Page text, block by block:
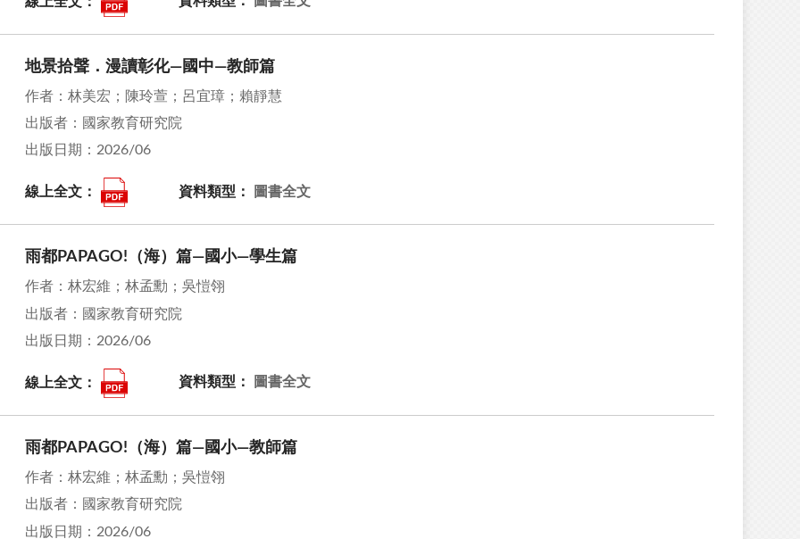
地景拾聲．漫讀彰化—國中—教師篇
作者：林美宏；陳玲萱；呂宜璋；賴靜慧
出版者：國家教育研究院
出版日期：2026/06
線上全文： 資料類型： 圖書全文
雨都PAPAGO!（海）篇—國小—學生篇
作者：林宏維；林孟勳；吳愷翎
出版者：國家教育研究院
出版日期：2026/06
線上全文： 資料類型： 圖書全文
雨都PAPAGO!（海）篇—國小—教師篇
作者：林宏維；林孟勳；吳愷翎
出版者：國家教育研究院
出版日期：2026/06